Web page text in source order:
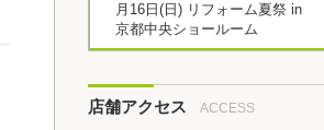
月16日(日) リフォーム夏祭 in
京都中央ショールーム
店舗アクセス ACCESS